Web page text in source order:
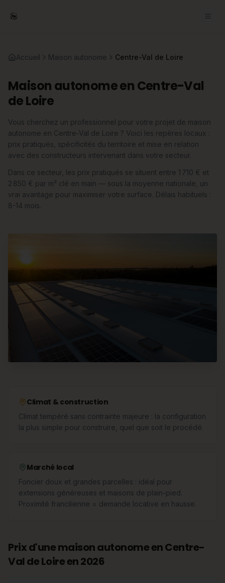
Accueil Maison autonome Centre-Val de Loire
Maison autonome en Centre-Val
de Loire
Vous cherchez un professionnel pour votre projet de maison
autonome en Centre-Val de Loire ? Voici les repères locaux :
prix pratiqués, spécificités du territoire et mise en relation
avec des constructeurs intervenant dans votre secteur.
Dans ce secteur, les prix pratiqués se situent entre 1 710 € et
2 850 € par m² clé en main — sous la moyenne nationale, un
vrai avantage pour maximiser votre surface. Délais habituels :
8-14 mois.
Climat & construction
Climat tempéré sans contrainte majeure : la configuration
la plus simple pour construire, quel que soit le procédé.
Marché local
Foncier doux et grandes parcelles : idéal pour
extensions généreuses et maisons de plain-pied.
Proximité francilienne = demande locative en hausse.
Prix d'une maison autonome en Centre-
Val de Loire en 2026